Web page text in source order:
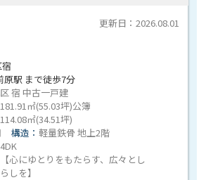
更新日：2026.08.01
原駅 まで徒歩7分
宿 中古一戸建
181.91㎡(55.03坪)公簿
114.08㎡(34.51坪)
構造：軽量鉄骨 地上2階
4DK
【心にゆとりをもたらす、広々とし
しを】